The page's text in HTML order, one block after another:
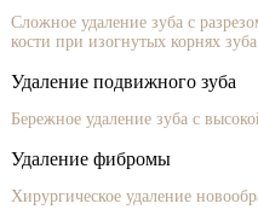
Сложное удаление зуба с
кости при изогнутых корнях зуба
Удаление подвижного зуба
Бережное удаление зуба с
Удаление фибромы
Хирургическое удаление